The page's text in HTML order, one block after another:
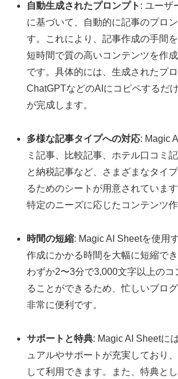
自動生成されたプロンプト : ユーザ
に基づいて、自動的に記事のプロ
す。これにより、記事作成の手間を
短時間で質の高いコンテンツを作
です。具体的には、生成されたプ
ChatGPTなどのAIにコピペするだ
が完成します。
多様な記事タイプへの対応: Magic
ミ記事、比較記事、ホテル口コミ
と納税記事など、さまざまなタイ
るためのシートが用意されています
特定のニーズに応じたコンテンツ作
時間の短縮: Magic AI Sheetを使用
作成にかかる時間を大幅に短縮でき
わずか2〜3分で3,000文字以上のコ
ることができるため、忙しいブロ
非常に便利です。
サポートと特典: Magic AI Sheetに
ュアルやサポートが充実しており
して利用できます。また、特典と